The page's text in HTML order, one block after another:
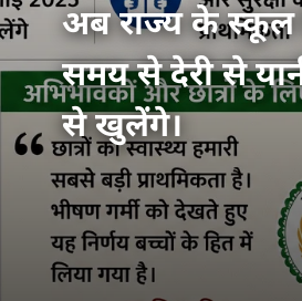
अब राज्य के स्कूल
समय से देरी से
से खुलेंगे।